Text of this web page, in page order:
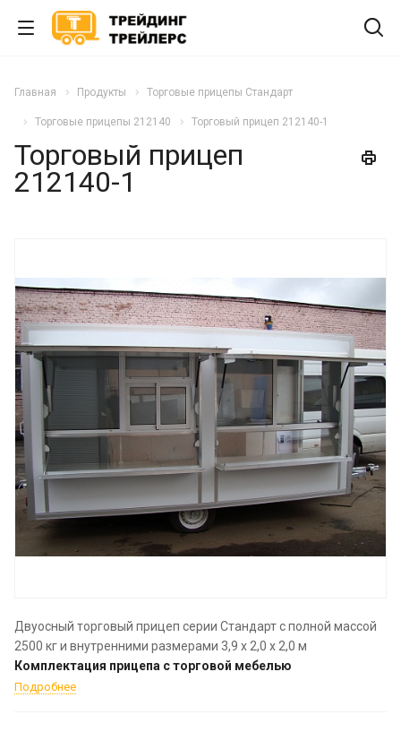
Главная Продукты Торговые прицепы Стандарт
Торговые прицепы 212140 Торговый прицеп 212140-1
Торговый прицеп
212140-1
Двуосный торговый прицеп серии Стандарт с полной массой
2500 кг и внутренними размерами 3,9 х 2,0 х 2,0 м
Комплектация прицепа с торговой мебелью
Подробнее